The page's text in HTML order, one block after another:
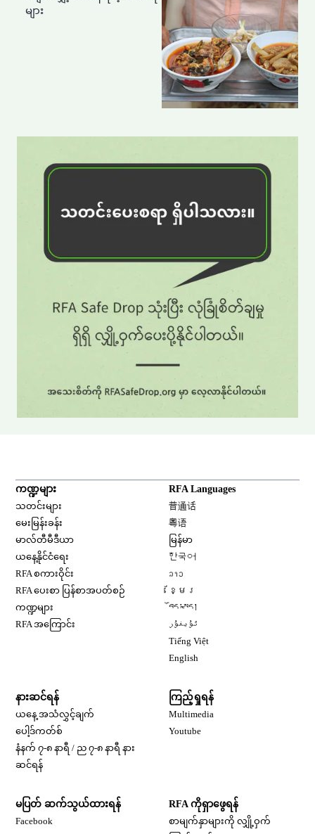
များ
ကဏ္ဍများ
သတင်းများ
မေးမြန်းခန်း
မာလ်တီမီဒီယာ
ယနေ့နိုင်ငံရေး
RFA စကားဝိုင်း
RFA ပေးစာ ပြန်စာအပတ်စဉ်
ကဏ္ဍများ
RFA အကြောင်း
RFA Languages
普通话
粤语
မြန်မာ
한국어
ລາວ
ខ្មែរ
བོད་སྐད།
ئۇيغۇر
Tiếng Việt
English
နားဆင်ရန်
ယနေ့ အသံလွှင့်ချက်
ပေါ့ဒ်ကတ်စ်
နံနက် ၇-၈ နာရီ / ည ၇-၈ နာရီ နား
ဆင်ရန်
ကြည့်ရှုရန်
Multimedia
Youtube
မပြတ် ဆက်သွယ်ထားရန်
Facebook
RFA ကိုရှာဖွေရန်
စာမျက်နှာများကို လျှို့ဝှက်